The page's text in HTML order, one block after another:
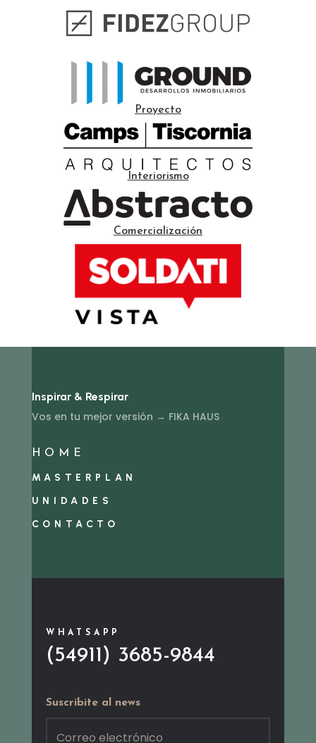
Proyecto
Interiorismo
Comercialización
Inspirar & Respirar
Vos en tu mejor versión → FIKA HAUS
HOME
MASTERPLAN
UNIDADES
CONTACTO
WHATSAPP
(54911) 3685-9844
Suscribite al news